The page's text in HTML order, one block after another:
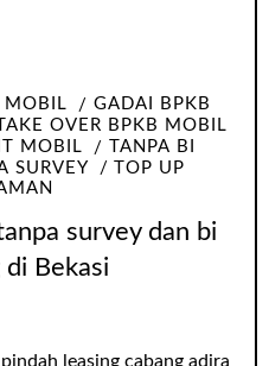
MOBIL
GADAI BPKB
TAKE OVER BPKB MOBIL
MOBIL
TANPA BI
SURVEY
TOP UP
survey dan bi
Bekasi